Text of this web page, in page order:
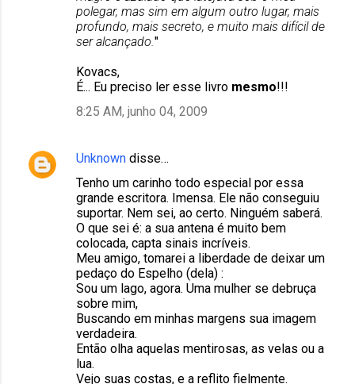
polegar, mas sim em algum outro lugar, mais
profundo, mais secreto, e muito mais difícil de
ser alcançado. "
Kovacs,
É... Eu preciso ler esse livro mesmo!!!
8:25 AM, junho 04, 2009
Unknown disse…
Tenho um carinho todo especial por essa
grande escritora. Imensa. Ele não conseguiu
suportar. Nem sei, ao certo. Ninguém saberá.
O que sei é: a sua antena é muito bem
colocada, capta sinais incríveis.
Meu amigo, tomarei a liberdade de deixar um
pedaço do Espelho (dela) :
Sou um lago, agora. Uma mulher se debruça
sobre mim,
Buscando em minhas margens sua imagem
verdadeira.
Então olha aquelas mentirosas, as velas ou a
lua.
Vejo suas costas, e a reflito fielmente.